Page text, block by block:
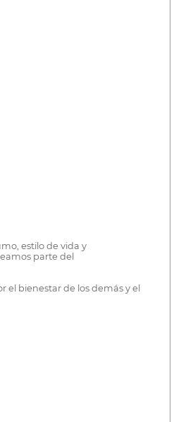
estilo de vida y
parte del
bienestar de los demás y el